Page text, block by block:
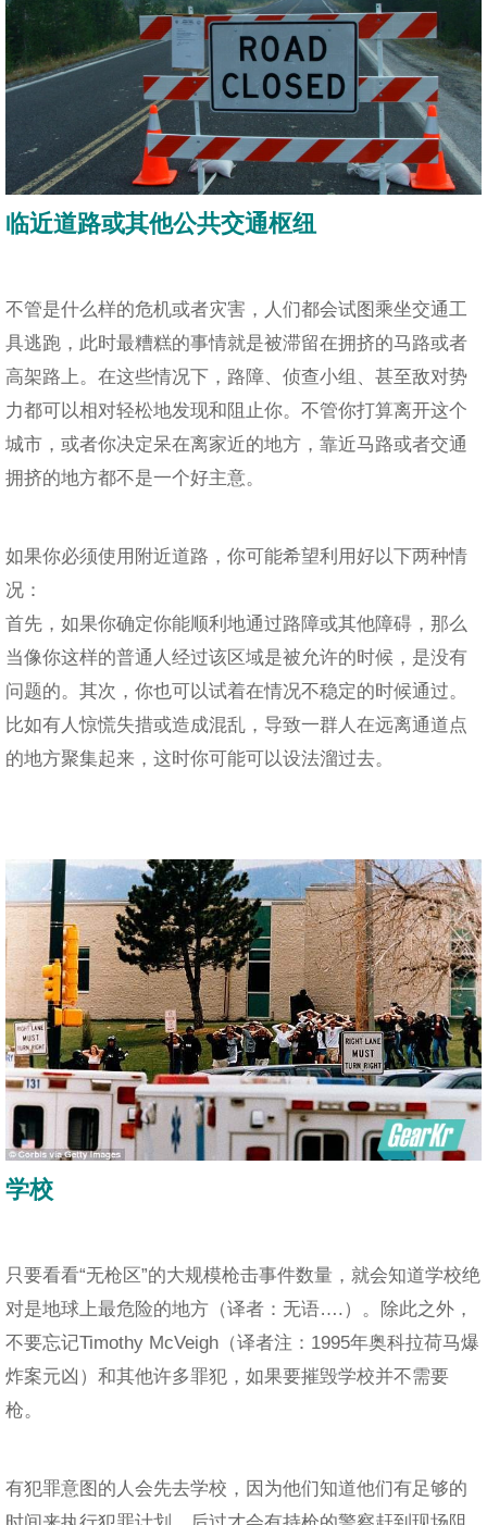
临近道路或其他公共交通枢纽
不管是什么样的危机或者灾害，人们都会试图乘坐交通工
具逃跑，此时最糟糕的事情就是被滞留在拥挤的马路或者
高架路上。在这些情况下，路障、侦查小组、甚至敌对势
力都可以相对轻松地发现和阻止你。不管你打算离开这个
城市，或者你决定呆在离家近的地方，靠近马路或者交通
拥挤的地方都不是一个好主意。
如果你必须使用附近道路，你可能希望利用好以下两种情
况：
首先，如果你确定你能顺利地通过路障或其他障碍，那么
当像你这样的普通人经过该区域是被允许的时候，是没有
问题的。其次，你也可以试着在情况不稳定的时候通过。
比如有人惊慌失措或造成混乱，导致一群人在远离通道点
的地方聚集起来，这时你可能可以设法溜过去。
学校
只要看看“无枪区”的大规模枪击事件数量，就会知道学校绝
对是地球上最危险的地方（译者：无语….）。除此之外，
不要忘记Timothy McVeigh（译者注：1995年奥科拉荷马爆
炸案元凶）和其他许多罪犯，如果要摧毁学校并不需要
枪。
有犯罪意图的人会先去学校，因为他们知道他们有足够的